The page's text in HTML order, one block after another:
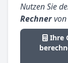
Nutzen Sie
Rechnervon
Ihre